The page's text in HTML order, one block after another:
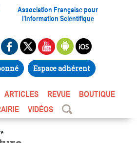
Association Française pour
l’Information Scientifique
Espace adhérent
ARTICLES REVUE
BOUTIQUE
VIDÉOS